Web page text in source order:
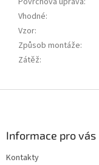
Vhodné:
Vzor:
Způsob montáže:
Zátěž:
Informace pro vás
Kontakty